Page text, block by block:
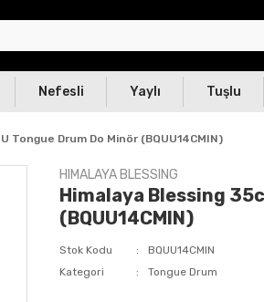
Nefesli Yaylı Tuşlu
Tongue Drum Do Minör (BQUU14CMIN)
HIMALAYA BLESSING
Himalaya Blessing
(BQUU14CMIN)
Stok Kodu
BQUU14CMIN
Kategori
Tongue Drum